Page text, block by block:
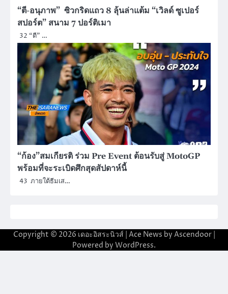
“ตี-อนุภาพ” ซิวกริดแถว 8 ลุ้นล่าแต้ม “เวิลด์ ซูเปอร์
สปอร์ต” สนาม 7 ปอร์ติเมา
32 “ตี” …
“ก้อง”สมเกียรติ ร่วม Pre Event ต้อนรับสู่ MotoGP
พร้อมที่จะระเบิดศึกสุดสัปดาห์นี้
43 ภายใต้ธีมเส…
Copyright © 2026 เดอะอิสระนิวส์ | Ace News by Ascendoor|
Powered by WordPress.